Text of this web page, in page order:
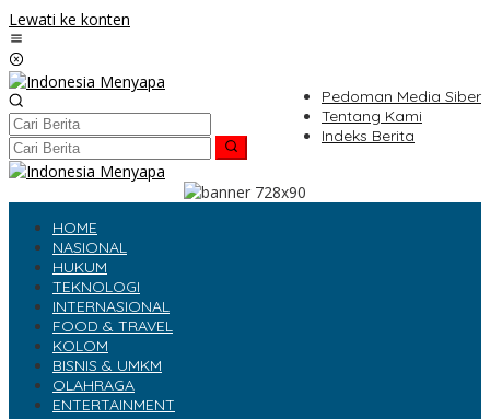
Lewati ke konten
Pedoman Media Siber
Tentang Kami
Indeks Berita
HOME
NASIONAL
HUKUM
TEKNOLOGI
INTERNASIONAL
FOOD & TRAVEL
KOLOM
BISNIS & UMKM
OLAHRAGA
ENTERTAINMENT